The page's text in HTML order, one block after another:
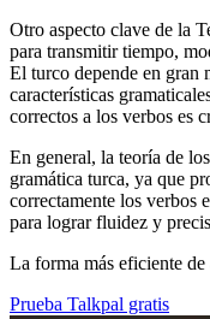
Otro aspecto clave de la
para transmitir tiempo,
El turco depende en gran
características
correctos a los verbos es
En general, la teoría de
gramática turca, ya que
correctamente los verbos
para lograr fluidez y
La forma más eficiente
Prueba Talkpal gratis